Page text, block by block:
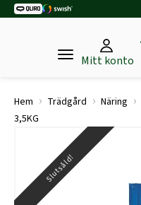
Mitt konto
Hem › Trädgård › Näring ›
3,5KG
Slutsåld!